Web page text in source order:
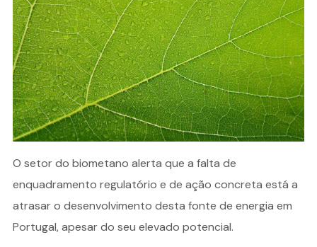
O setor do biometano alerta que a falta de
enquadramento regulatório e de ação concreta está a
atrasar o desenvolvimento desta fonte de energia em
Portugal, apesar do seu elevado potencial.